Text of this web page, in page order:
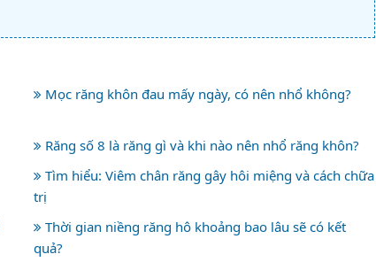
Mọc răng khôn đau mấy ngày, có nên nhổ không?
Răng số 8 là răng gì và khi nào nên nhổ răng khôn?
Tìm hiểu: Viêm chân răng gây hôi miệng và cách chữa
trị
Thời gian niềng răng hô khoảng bao lâu sẽ có kết
quả?